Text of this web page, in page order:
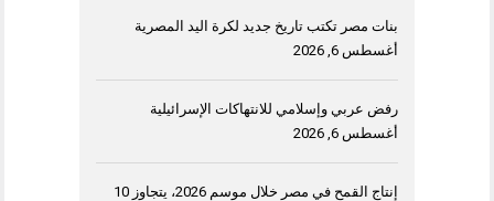
بنات مصر تكتب تاريخ جديد لكرة اليد المصرية
أغسطس 6, 2026
رفض عربي وإسلامي للانتهاكات الإسرائيلية
أغسطس 6, 2026
إنتاج القمح في مصر خلال موسم 2026، يتجاوز 10